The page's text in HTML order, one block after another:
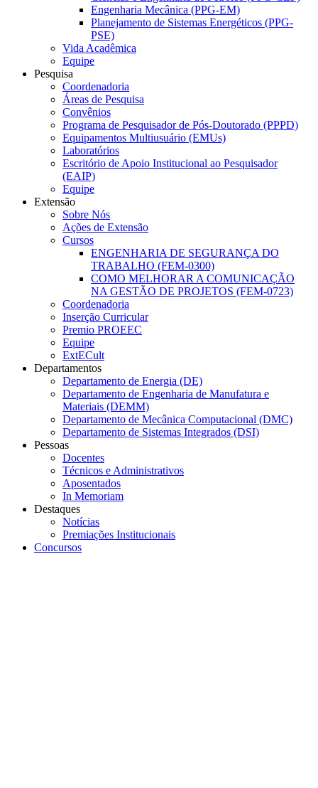
Engenharia Mecânica (PPG-EM)
Planejamento de Sistemas Energéticos (PPG-
PSE)
Vida Acadêmica
Equipe
Pesquisa
Coordenadoria
Áreas de Pesquisa
Convênios
Programa de Pesquisador de Pós-Doutorado (PPPD)
Equipamentos Multiusuário (EMUs)
Laboratórios
Escritório de Apoio Institucional ao Pesquisador
(EAIP)
Equipe
Extensão
Sobre Nós
Ações de Extensão
Cursos
ENGENHARIA DE SEGURANÇA DO
TRABALHO (FEM-0300)
COMO MELHORAR A COMUNICAÇÃO
NA GESTÃO DE PROJETOS (FEM-0723)
Coordenadoria
Inserção Curricular
Premio PROEEC
Equipe
ExtECult
Departamentos
Departamento de Energia (DE)
Departamento de Engenharia de Manufatura e
Materiais (DEMM)
Departamento de Mecânica Computacional (DMC)
Departamento de Sistemas Integrados (DSI)
Pessoas
Docentes
Técnicos e Administrativos
Aposentados
In Memoriam
Destaques
Notícias
Premiações Institucionais
Concursos